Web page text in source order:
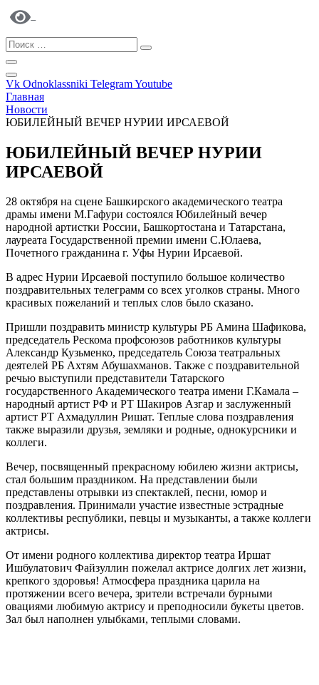
Vk Odnoklassniki TelegramYoutube
Главная
Новости
ЮБИЛЕЙНЫЙ ВЕЧЕР НУРИИ ИРСАЕВОЙ
ЮБИЛЕЙНЫЙ ВЕЧЕР НУРИИ
ИРСАЕВОЙ
28 октября на сцене Башкирского академического театра
драмы имени М.Гафури состоялся Юбилейный вечер
народной артистки России, Башкортостана и Татарстана,
лауреата Государственной премии имени С.Юлаева,
Почетного гражданина г. Уфы Нурии Ирсаевой.
В адрес Нурии Ирсаевой поступило большое количество
поздравительных телеграмм со всех уголков страны. Много
красивых пожеланий и теплых слов было сказано.
Пришли поздравить министр культуры РБ Амина Шафикова,
председатель Рескома профсоюзов работников культуры
Александр Кузьменко, председатель Союза театральных
деятелей РБ Ахтям Абушахманов. Также с поздравительной
речью выступили представители Татарского
государственного Академического театра имени Г.Камала –
народный артист РФ и РТ Шакиров Азгар и заслуженный
артист РТ Ахмадуллин Ришат. Теплые слова поздравления
также выразили друзья, земляки и родные, однокурсники и
коллеги.
Вечер, посвященный прекрасному юбилею жизни актрисы,
стал большим праздником. На представлении были
представлены отрывки из спектаклей, песни, юмор и
поздравления. Принимали участие известные эстрадные
коллективы республики, певцы и музыканты, а также коллеги
актрисы.
От имени родного коллектива директор театра Иршат
Ишбулатович Файзуллин пожелал актрисе долгих лет жизни,
крепкого здоровья! Атмосфера праздника царила на
протяжении всего вечера, зрители встречали бурными
овациями любимую актрису и преподносили букеты цветов.
Зал был наполнен улыбками, теплыми словами.